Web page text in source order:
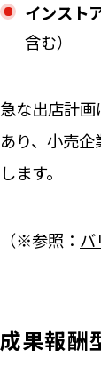
インスト
含む）
急な出店計
あり、小売
します。
（※参照： バ
成果報酬